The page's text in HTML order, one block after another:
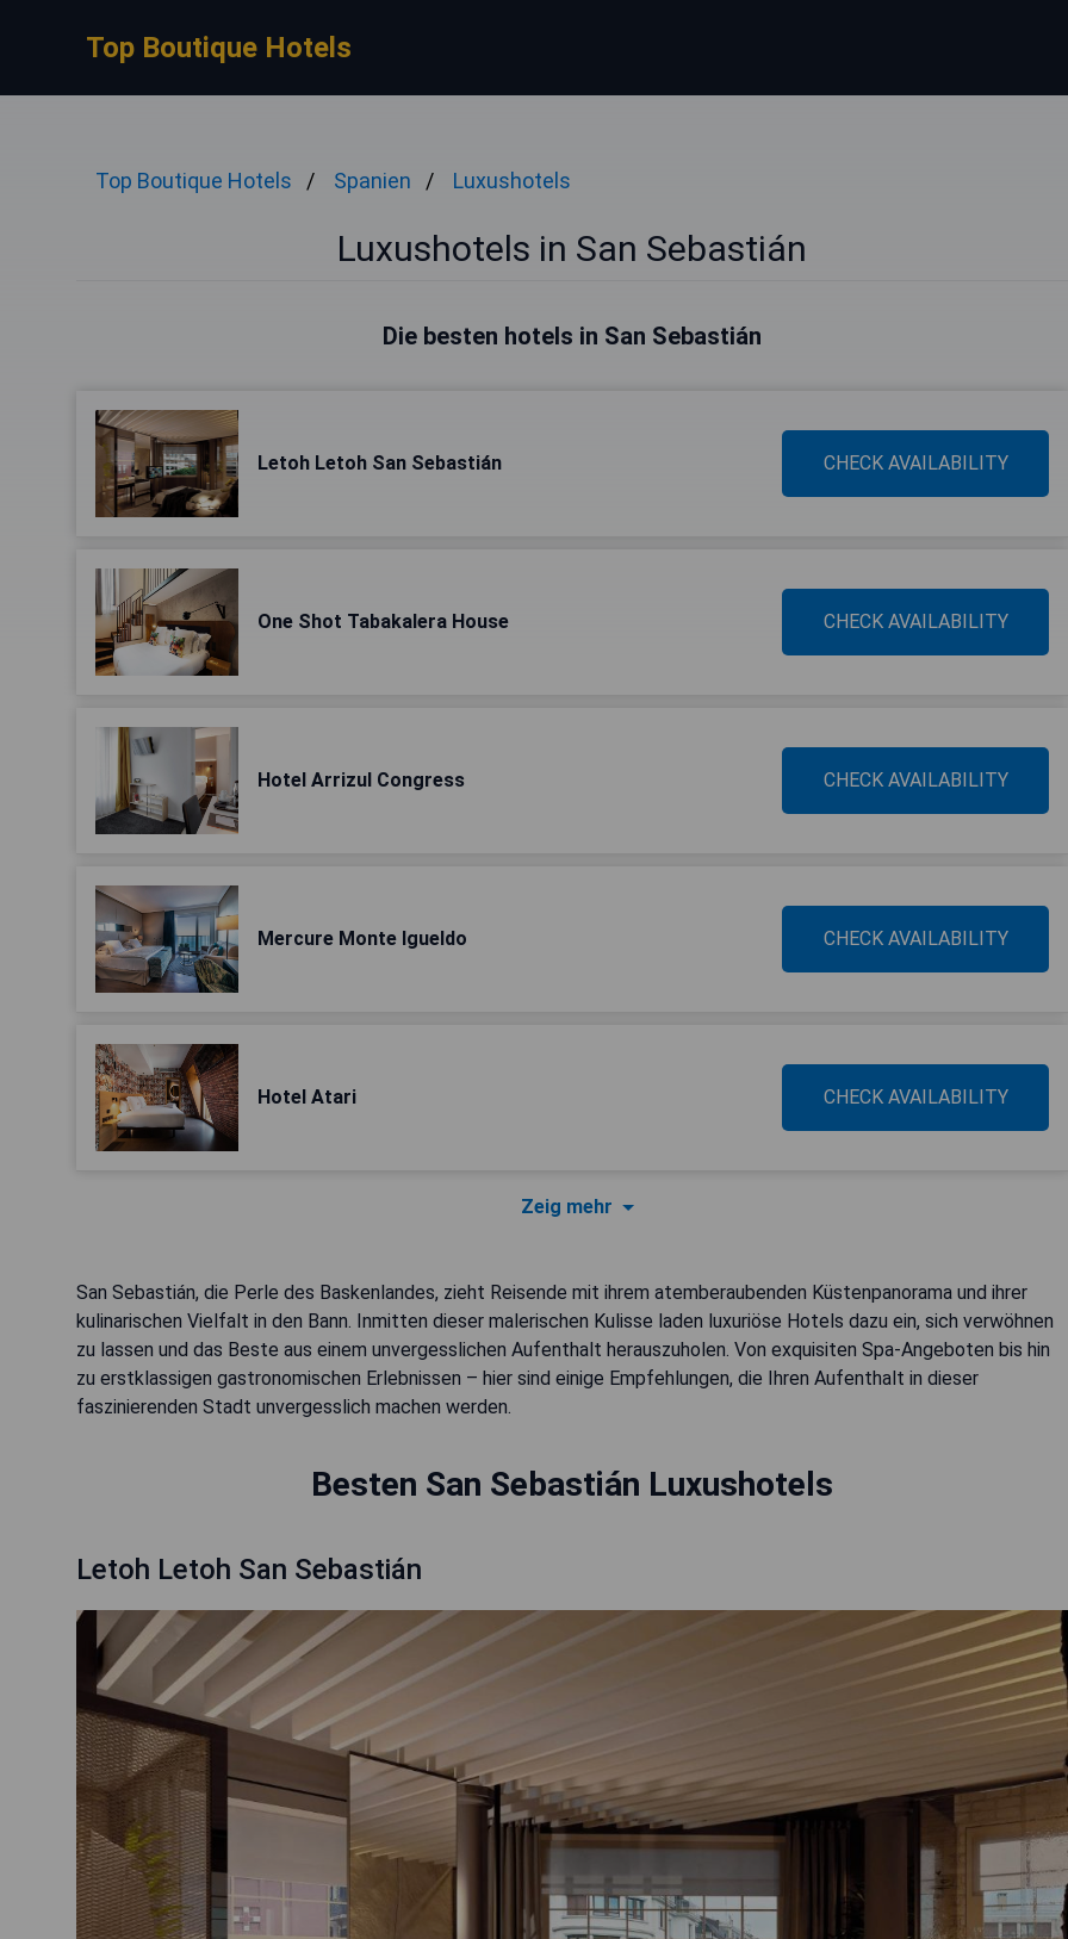
Top Boutique Hotels
Top Boutique Hotels Spanien Luxushotels
Luxushotels in San Sebastián
Die besten hotels in San Sebastián
Letoh Letoh San Sebastián CHECK AVAILABILITY
One Shot Tabakalera House CHECK AVAILABILITY
Hotel Arrizul Congress CHECK AVAILABILITY
Mercure Monte Igueldo CHECK AVAILABILITY
Hotel Atari CHECK AVAILABILITY
Zeig mehr
San Sebastián, die Perle des Baskenlandes, zieht Reisende mit ihrem atemberaubenden Küstenpanorama und ihrer
kulinarischen Vielfalt in den Bann. Inmitten dieser malerischen Kulisse laden luxuriöse Hotels dazu ein, sich verwöhnen
zu lassen und das Beste aus einem unvergesslichen Aufenthalt herauszuholen. Von exquisiten Spa-Angeboten bis hin
zu erstklassigen gastronomischen Erlebnissen – hier sind einige Empfehlungen, die Ihren Aufenthalt in dieser
faszinierenden Stadt unvergesslich machen werden.
Besten San Sebastián Luxushotels
Letoh Letoh San Sebastián